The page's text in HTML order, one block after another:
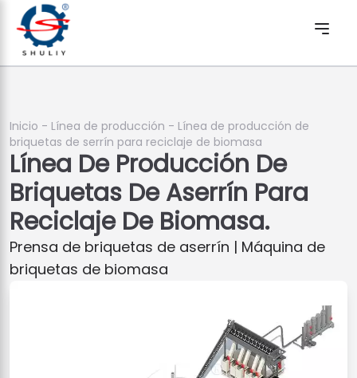
Inicio - Línea de producción - Línea de producción de
briquetas de serrín para reciclaje de biomasa
Línea De Producción De
Briquetas De Aserrín Para
Reciclaje De Biomasa.
Prensa de briquetas de aserrín | Máquina de
briquetas de biomasa